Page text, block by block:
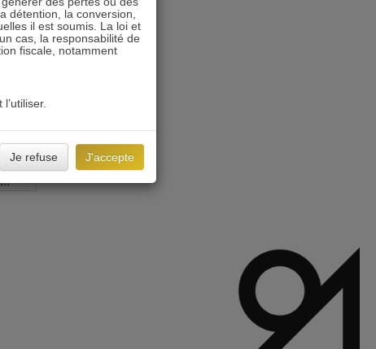
détention, la conversion,
il est soumis. La loi et
cas, la responsabilité de
fiscale, notamment
Je refuse J'accepte